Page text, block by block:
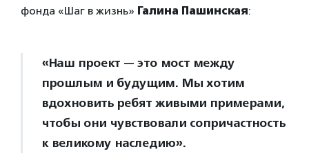
фонда «Шаг в жизнь» Галина Пашинская:
«Наш проект — это мост между
прошлым и будущим. Мы хотим
вдохновить ребят живыми примерами,
чтобы они чувствовали сопричастность
к великому наследию».